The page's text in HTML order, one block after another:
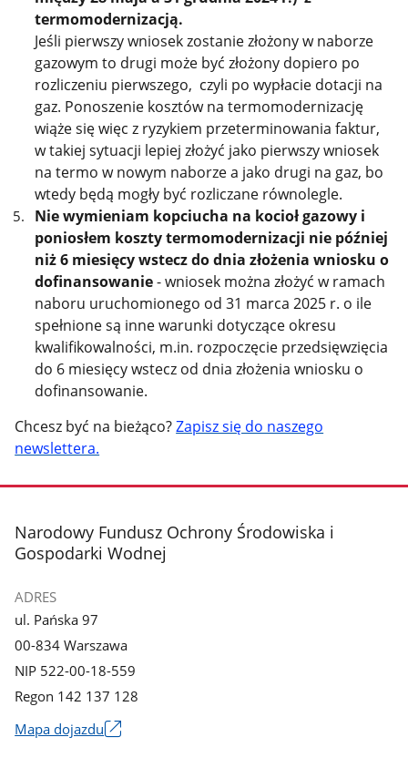
termomodernizacją.
Jeśli pierwszy wniosek zostanie złożony w naborze
gazowym to drugi może być złożony dopiero po
rozliczeniu pierwszego, czyli po wypłacie dotacji na
gaz. Ponoszenie kosztów na termomodernizację
wiąże się więc z ryzykiem przeterminowania faktur,
w takiej sytuacji lepiej złożyć jako pierwszy wniosek
na termo w nowym naborze a jako drugi na gaz, bo
wtedy będą mogły być rozliczane równolegle.
Nie wymieniam kopciucha na kocioł gazowy i
poniosłem koszty termomodernizacji nie później
niż 6 miesięcy wstecz do dnia złożenia wniosku o
dofinansowanie- wniosek można złożyć w ramach
naboru uruchomionego od 31 marca 2025 r. o ile
spełnione są inne warunki dotyczące okresu
kwalifikowalności, m.in. rozpoczęcie przedsięwzięcia
do 6 miesięcy wstecz od dnia złożenia wniosku o
dofinansowanie.
Chcesz być na bieżąco?Zapisz się do naszego
newslettera.
stopka
Narodowy Fundusz Ochrony Środowiska i
Gospodarki Wodnej
ADRES
ul. Pańska 97
00-834 Warszawa
NIP 522-00-18-559
Regon 142 137 128
Mapa dojazdu